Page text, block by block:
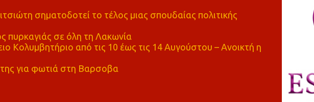
σηματοδοτεί το τέλος μιας σπουδαίας πολιτικής
πυρκαγιάς σε όλη τη Λακωνία
Κολυμβητήριο από τις 10 έως τις 14 Αυγούστου – Ανοικτή η
για φωτιά στη Βαρσοβα